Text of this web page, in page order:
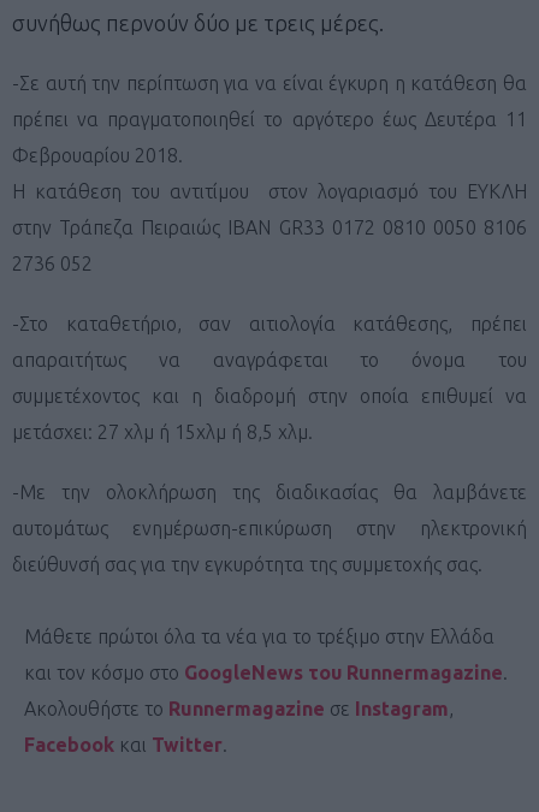
συνήθως περνούν δύο με τρεις μέρες.
-Σε αυτή την περίπτωση για να είναι έγκυρη η κατάθεση θα
πρέπει να πραγματοποιηθεί το αργότερο έως Δευτέρα 11
Φεβρουαρίου 2018.
Η κατάθεση του αντιτίμου στον λογαριασμό του ΕΥΚΛΗ
στην Τράπεζα Πειραιώς IBAN GR33 0172 0810 0050 8106
2736 052
-Στο καταθετήριο, σαν αιτιολογία κατάθεσης, πρέπει
απαραιτήτως να αναγράφεται το όνομα του
συμμετέχοντος και η διαδρομή στην οποία επιθυμεί να
μετάσχει: 27 χλμ ή 15χλμ ή 8,5 χλμ.
-Με την ολοκλήρωση της διαδικασίας θα λαμβάνετε
αυτομάτως ενημέρωση-επικύρωση στην ηλεκτρονική
διεύθυνσή σας για την εγκυρότητα της συμμετοχής σας.
Μάθετε πρώτοι όλα τα νέα για το τρέξιμο στην Ελλάδα
και τον κόσμο στο GoogleNews του Runnermagazine.
Ακολουθήστε το Runnermagazine σε Instagram,
Facebook και Twitter.